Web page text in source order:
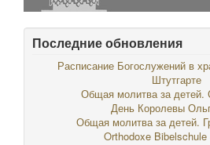
Последние обновления
Расписание Богослужений в
Штутгарте
Общая молитва за детей.
День Королевы
Общая молитва за детей.
Orthodoxe